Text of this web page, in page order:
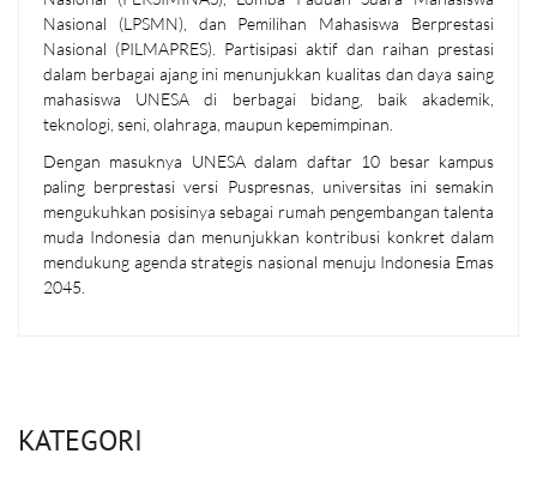
Nasional (LPSMN), dan Pemilihan Mahasiswa Berprestasi
Nasional (PILMAPRES). Partisipasi aktif dan raihan prestasi
dalam berbagai ajang ini menunjukkan kualitas dan daya saing
mahasiswa UNESA di berbagai bidang, baik akademik,
teknologi, seni, olahraga, maupun kepemimpinan.
Dengan masuknya UNESA dalam daftar 10 besar kampus
paling berprestasi versi Puspresnas, universitas ini semakin
mengukuhkan posisinya sebagai rumah pengembangan talenta
muda Indonesia dan menunjukkan kontribusi konkret dalam
mendukung agenda strategis nasional menuju Indonesia Emas
2045.
KATEGORI